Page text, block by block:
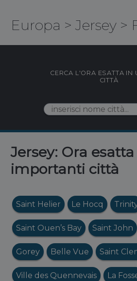
Europa >Jersey >
CERCA L'ORA ESATTA IN
CITTÀ
Jersey: Ora
importanti città
Saint Helier Le Hocq
Saint Ouen’s Bay Saint John
Gorey Belle Vue Saint
Ville des Quennevais La